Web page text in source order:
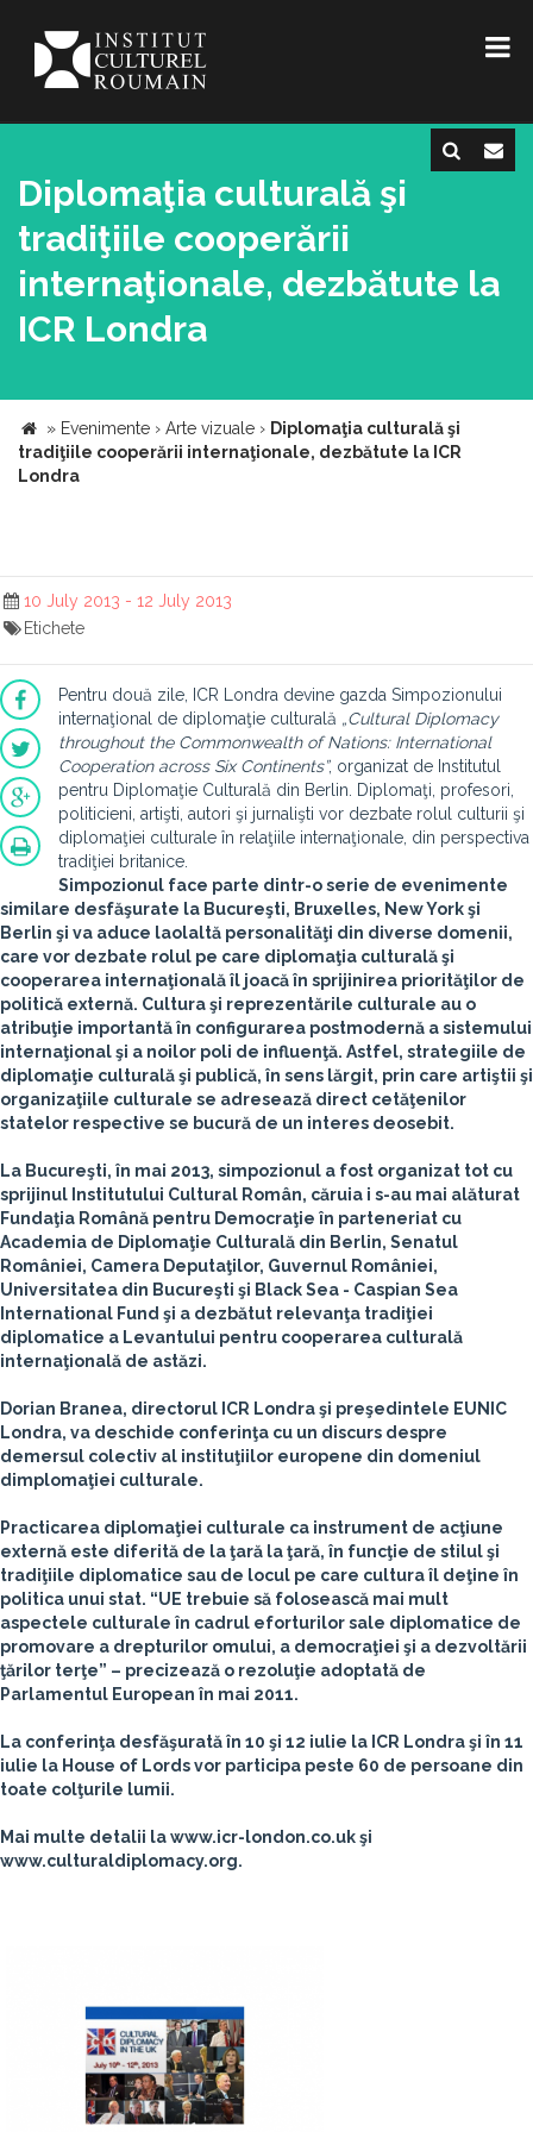
Diplomaţia culturală şi
tradiţiile cooperării
internaţionale, dezbătute la
ICR Londra
» Evenimente › Arte vizuale › Diplomaţia culturală şi
tradiţiile cooperării internaţionale, dezbătute la ICR
Londra
10 July 2013 - 12 July 2013
Etichete
Pentru două zile, ICR Londra devine gazda Simpozionului
internaţional de diplomaţie culturală „Cultural Diplomacy
throughout the Commonwealth of Nations: International
Cooperation across Six Continents”, organizat de Institutul
pentru Diplomaţie Culturală din Berlin. Diplomaţi, profesori,
politicieni, artişti, autori şi jurnalişti vor dezbate rolul culturii şi
diplomaţiei culturale în relaţiile internaţionale, din perspectiva
tradiţiei britanice.
Simpozionul face parte dintr-o serie de evenimente
similare desfăşurate la Bucureşti, Bruxelles, New York şi
Berlin şi va aduce laolaltă personalităţi din diverse domenii,
care vor dezbate rolul pe care diplomaţia culturală şi
cooperarea internaţională îl joacă în sprijinirea priorităţilor de
politică externă. Cultura şi reprezentările culturale au o
atribuţie importantă în configurarea postmodernă a sistemului
internaţional şi a noilor poli de influenţă. Astfel, strategiile de
diplomaţie culturală şi publică, în sens lărgit, prin care artiştii şi
organizaţiile culturale se adresează direct cetăţenilor
statelor respective se bucură de un interes deosebit.
La Bucureşti, în mai 2013, simpozionul a fost organizat tot cu
sprijinul Institutului Cultural Român, căruia i s-au mai alăturat
Fundaţia Română pentru Democraţie în parteneriat cu
Academia de Diplomaţie Culturală din Berlin, Senatul
României, Camera Deputaţilor, Guvernul României,
Universitatea din Bucureşti şi Black Sea - Caspian Sea
International Fund şi a dezbătut relevanţa tradiţiei
diplomatice a Levantului pentru cooperarea culturală
internaţională de astăzi.
Dorian Branea, directorul ICR Londra şi preşedintele EUNIC
Londra, va deschide conferinţa cu un discurs despre
demersul colectiv al instituţiilor europene din domeniul
dimplomaţiei culturale.
Practicarea diplomaţiei culturale ca instrument de acţiune
externă este diferită de la ţară la ţară, în funcţie de stilul şi
tradiţiile diplomatice sau de locul pe care cultura îl deţine în
politica unui stat. “UE trebuie să folosească mai mult
aspectele culturale în cadrul eforturilor sale diplomatice de
promovare a drepturilor omului, a democraţiei şi a dezvoltării
ţărilor terţe” – precizează o rezoluţie adoptată de
Parlamentul European în mai 2011.
La conferinţa desfăşurată în 10 şi 12 iulie la ICR Londra şi în 11
iulie la House of Lords vor participa peste 60 de persoane din
toate colţurile lumii.
Mai multe detalii la www.icr-london.co.uk şi
www.culturaldiplomacy.org.